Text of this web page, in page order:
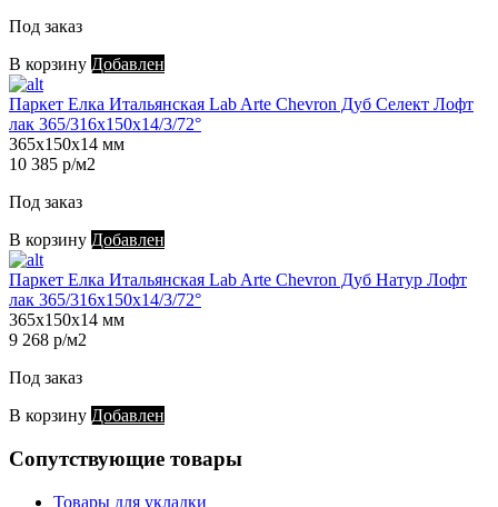
Под заказ
В корзину Добавлен
Паркет Елка Итальянская Lab Arte Chevron Дуб Селект Лофт
лак 365/316х150х14/3/72°
365х150х14 мм
10 385 р/м2
Под заказ
В корзину Добавлен
Паркет Елка Итальянская Lab Arte Chevron Дуб Натур Лофт
лак 365/316х150х14/3/72°
365х150х14 мм
9 268 р/м2
Под заказ
В корзину Добавлен
Сопутствующие товары
Товары для укладки